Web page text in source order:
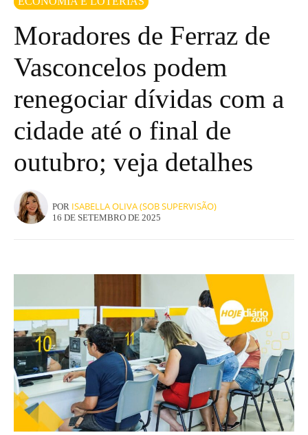
Moradores de Ferraz de
Vasconcelos podem
renegociar dívidas com a
cidade até o final de
outubro; veja detalhes
POR ISABELLA OLIVA (SOB SUPERVISÃO)
16 DE SETEMBRO DE 2025